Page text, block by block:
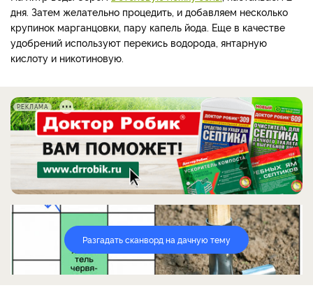
дня. Затем желательно процедить, и добавляем несколько
крупинок марганцовки, пару капель йода. Еще в качестве
удобрений используют перекись водорода, янтарную
кислоту и никотиновую.
РЕКЛАМА
Разгадать сканворд на дачную тему